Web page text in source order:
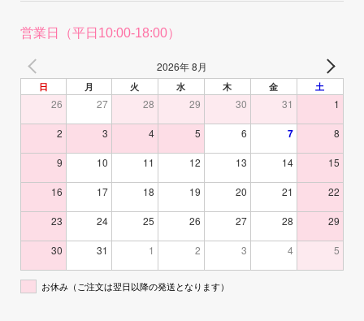
営業日（平日10:00-18:00）
2026年 8月
日 月 火 水 木 金 土
26 27 28 29 30 31 1
2 3 4 5 6 7 8
9 10 11 12 13 14 15
16 17 18 19 20 21 22
23 24 25 26 27 28 29
30 31 1 2 3 4 5
お休み（ご注文は翌日以降の発送となります）